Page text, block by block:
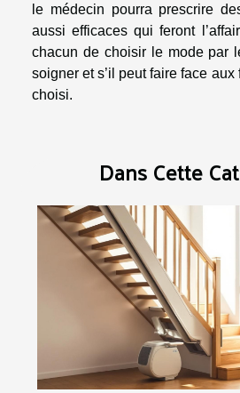
le médecin pourra prescrire
aussi efficaces qui feront
chacun de choisir le mode par
soigner et s’il peut faire face aux
choisi.
Dans Cette